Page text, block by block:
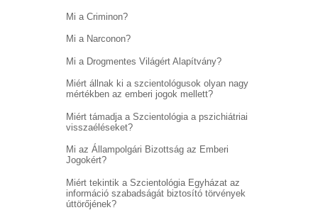
Mi a Criminon?
Mi a Narconon?
Mi a Drogmentes Világért Alapítvány?
Miért állnak ki a szcientológusok olyan nagy
mértékben az emberi jogok mellett?
Miért támadja a Szcientológia a pszichiátriai
visszaéléseket?
Mi az Állampolgári Bizottság az Emberi
Jogokért?
Miért tekintik a Szcientológia Egyházat az
információ szabadságát biztosító törvények
úttörőjének?